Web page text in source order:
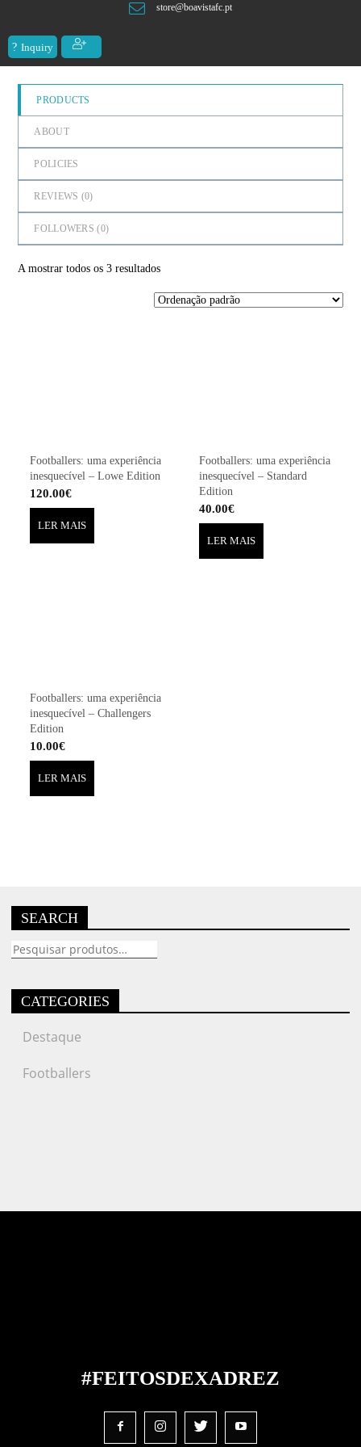
store@boavistafc.pt
Inquiry
PRODUCTS
ABOUT
POLICIES
REVIEWS (0)
FOLLOWERS (0)
A mostrar todos os 3 resultados
Footballers: uma experiência
inesquecível – Lowe Edition
120.00€
LER MAIS
Footballers: uma experiência
inesquecível – Standard
Edition
40.00€
LER MAIS
Footballers: uma experiência
inesquecível – Challengers
Edition
10.00€
LER MAIS
SEARCH
Pesquisar
CATEGORIES
Destaque
Footballers
#FEITOSDEXADREZ